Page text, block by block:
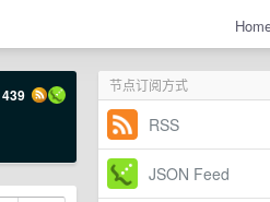
节点订阅方式
RSS
JSON Feed
439